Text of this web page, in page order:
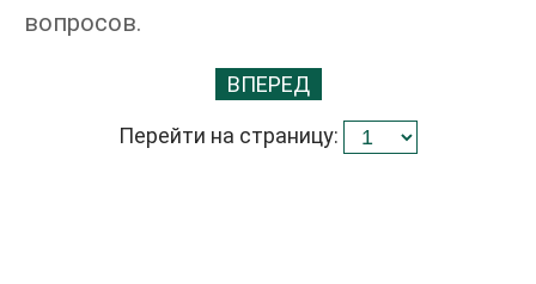
вопросов.
ВПЕРЕД
Перейти на страницу: